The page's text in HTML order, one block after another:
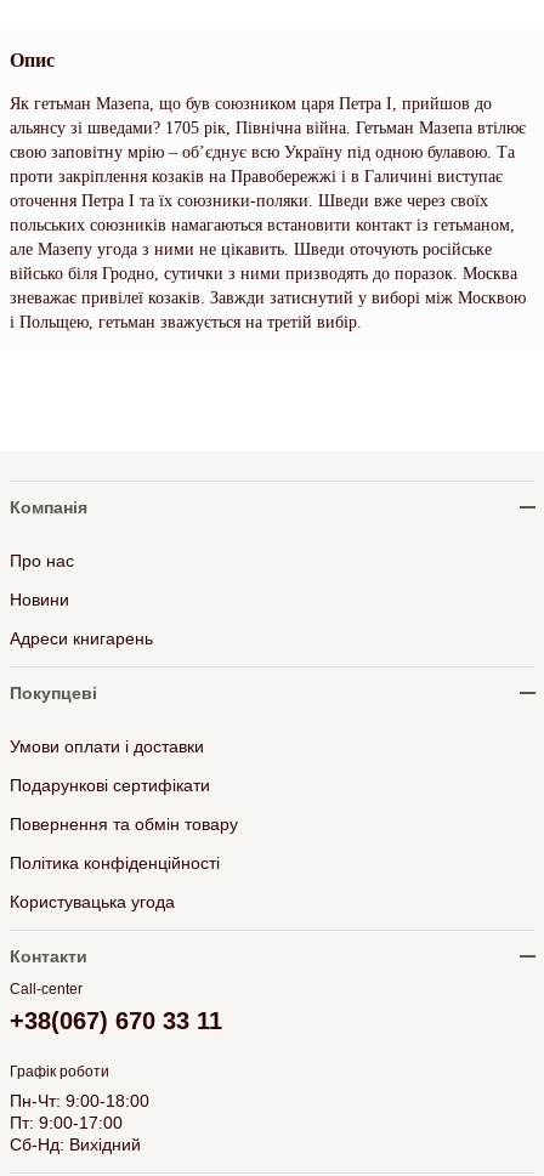
Опис
Як гетьман Мазепа, що був союзником царя Петра І, прийшов до
альянсу зі шведами? 1705 рік, Північна війна. Гетьман Мазепа втілює
свою заповітну мрію – об’єднує всю Україну під одною булавою. Та
проти закріплення козаків на Правобережжі і в Галичині виступає
оточення Петра І та їх союзники-поляки. Шведи вже через своїх
польських союзників намагаються встановити контакт із гетьманом,
але Мазепу угода з ними не цікавить. Шведи оточують російське
військо біля Гродно, сутички з ними призводять до поразок. Москва
зневажає привілеї козаків. Завжди затиснутий у виборі між Москвою
і Польщею, гетьман зважується на третій вибір.
Компанія
Про нас
Новини
Адреси книгарень
Покупцеві
Умови оплати і доставки
Подарункові сертифікати
Повернення та обмін товару
Політика конфіденційності
Користувацька угода
Контакти
Call-center
+38(067) 670 33 11
Графік роботи
Пн-Чт: 9:00-18:00
Пт: 9:00-17:00
Сб-Нд: Вихідний